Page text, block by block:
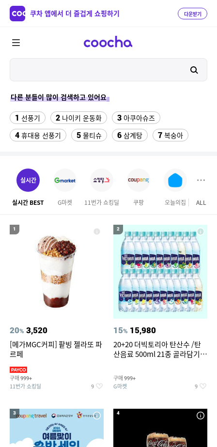
쿠차 앱에서 더 즐겁게 쇼핑하기 다운받기
다른 분들이 많이 검색하고 있어요
1 선풍기 2 나이키 운동화 3 아쿠아슈즈
4 휴대용 선풍기 5 물티슈 6 삼계탕 7 복숭아
11 실외기없는 에어컨
13 크로커다일 레이디 블라우스 하이원 워터월드
15 여성용파크골프신발 16 위빙 크로스백
여성 여름마이
갤럭시 워치 스트랩
ALL
실시간
실시간 BEST G마켓 11번가 쇼킹딜 쿠팡 오늘의집 이마
1
20% 3,520
[메가MGC커피] 팥빙 젤라또 파
르페
구매 999+
11번가 쇼킹딜 9
2
15% 15,980
20+20 더빅토리아 탄산수 /탄
산음료 500ml 21종 골라담기
구매 999+
G마켓 9
3 4